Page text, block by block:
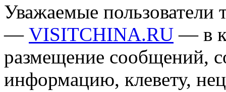
Уважаемые пользователи
— VISITCHINA.RU — в
размещение сообщений,
информацию, клевету,